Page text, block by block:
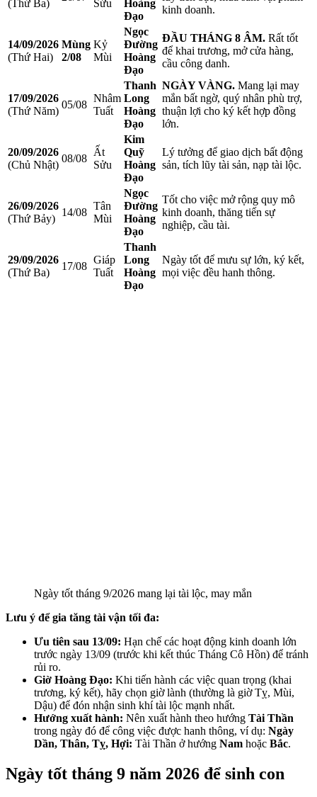
(Thứ Ba) Sửu
Hoàng
Đạo
kinh doanh.
14/09/2026
(Thứ Hai)
Mùng
2/08
Kỷ
Mùi
Ngọc
Đường
Hoàng
Đạo
ĐẦU THÁNG 8 ÂM. Rất tốt
để khai trương, mở cửa hàng,
cầu công danh.
17/09/2026
(Thứ Năm)
05/08
Nhâm
Tuất
Thanh
Long
Hoàng
Đạo
NGÀY VÀNG. Mang lại may
mắn bất ngờ, quý nhân phù trợ,
thuận lợi cho ký kết hợp đồng
lớn.
20/09/2026
(Chủ Nhật)
08/08
Ất
Sửu
Kim
Quỹ
Hoàng
Đạo
Lý tưởng để giao dịch bất động
sản, tích lũy tài sản, nạp tài lộc.
26/09/2026
(Thứ Bảy)
14/08
Tân
Mùi
Ngọc
Đường
Hoàng
Đạo
Tốt cho việc mở rộng quy mô
kinh doanh, thăng tiến sự
nghiệp, cầu tài.
29/09/2026
(Thứ Ba)
17/08
Giáp
Tuất
Thanh
Long
Hoàng
Đạo
Ngày tốt để mưu sự lớn, ký kết,
mọi việc đều hanh thông.
Ngày tốt tháng 9/2026 mang lại tài lộc, may mắn
Lưu ý để gia tăng tài vận tối đa:
Ưu tiên sau 13/09: Hạn chế các hoạt động kinh doanh lớn
trước ngày 13/09 (trước khi kết thúc Tháng Cô Hồn) để tránh
rủi ro.
Giờ Hoàng Đạo: Khi tiến hành các việc quan trọng (khai
trương, ký kết), hãy chọn giờ lành (thường là giờ Tỵ, Mùi,
Dậu) để đón nhận sinh khí tài lộc mạnh nhất.
Hướng xuất hành: Nên xuất hành theo hướng Tài Thần
trong ngày đó để công việc được hanh thông, ví dụ: Ngày
Dần, Thân, Tỵ, Hợi: Tài Thần ở hướng Nam hoặc Bắc.
Ngày tốt tháng 9 năm 2026 để sinh con